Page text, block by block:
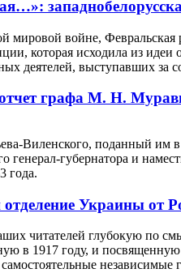
мировой войне,
которая исходила из
деятелей, выступавших за
графа М. Н.
Виленского, поданный им
генерал-губернатора и
года.
Украины от
читателей глубокую по
в 1917 году, и посвященную
независимые